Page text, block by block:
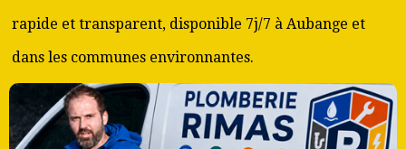
rapide et transparent, disponible 7j/7 à Aubange et
dans les communes environnantes.